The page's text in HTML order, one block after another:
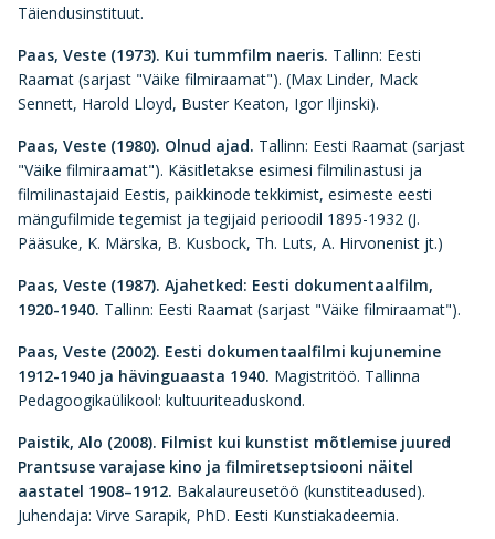
Täiendusinstituut.
Paas, Veste (1973). Kui tummfilm naeris. Tallinn: Eesti
Raamat (sarjast "Väike filmiraamat"). (Max Linder, Mack
Sennett, Harold Lloyd, Buster Keaton, Igor Iljinski).
Paas, Veste (1980). Olnud ajad. Tallinn: Eesti Raamat (sarjast
"Väike filmiraamat"). Käsitletakse esimesi filmilinastusi ja
filmilinastajaid Eestis, paikkinode tekkimist, esimeste eesti
mängufilmide tegemist ja tegijaid perioodil 1895-1932 (J.
Pääsuke, K. Märska, B. Kusbock, Th. Luts, A. Hirvonenist jt.)
Paas, Veste (1987). Ajahetked: Eesti dokumentaalfilm,
1920-1940. Tallinn: Eesti Raamat (sarjast "Väike filmiraamat").
Paas, Veste (2002). Eesti dokumentaalfilmi kujunemine
1912-1940 ja hävinguaasta 1940. Magistritöö. Tallinna
Pedagoogikaülikool: kultuuriteaduskond.
Paistik, Alo (2008). Filmist kui kunstist mõtlemise juured
Prantsuse varajase kino ja filmiretseptsiooni näitel
aastatel 1908–1912. Bakalaureusetöö (kunstiteadused).
Juhendaja: Virve Sarapik, PhD. Eesti Kunstiakadeemia.